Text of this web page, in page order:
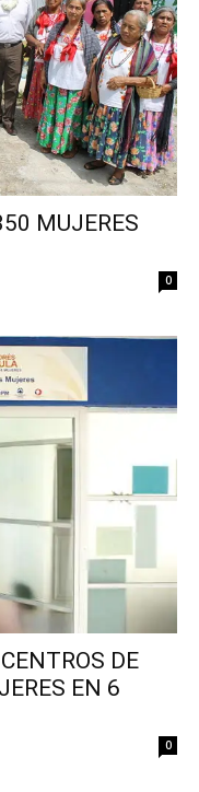
MUJERES
0
DE
EN 6
0